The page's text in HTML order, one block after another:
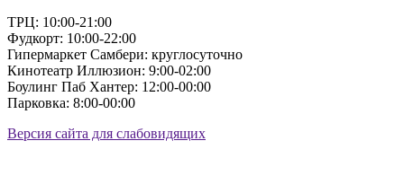
ТРЦ: 10:00-21:00
Фудкорт: 10:00-22:00
Гипермаркет Самбери: круглосуточно
Кинотеатр Иллюзион: 9:00-02:00
Боулинг Паб Хантер: 12:00-00:00
Парковка: 8:00-00:00
Версия сайта для слабовидящих